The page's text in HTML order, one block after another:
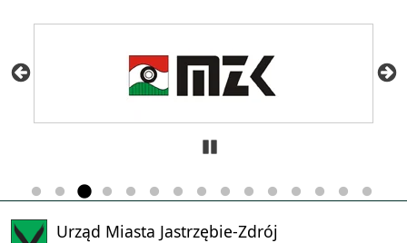
Zatrzymaj
Urząd Miasta Jastrzębie-Zdrój